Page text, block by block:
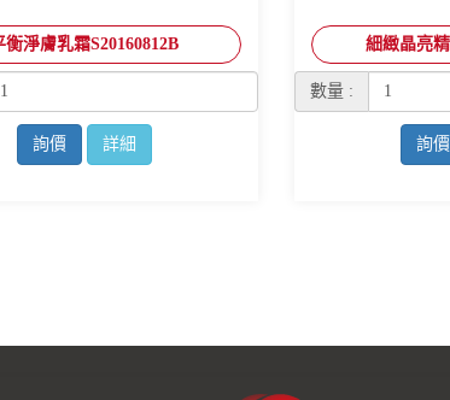
衡淨膚乳霜S20160812B
詢價 詳細
細緻晶亮
數量 :
詢價